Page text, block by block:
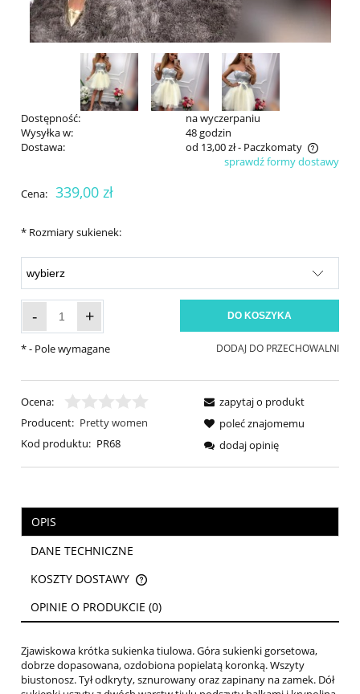
Dostępność:
na wyczerpaniu
Wysyłka w:
48 godzin
Dostawa:
od 13,00 zł- Paczkomaty
Cena nie zawiera ewentualnych kosztów płatnościsprawdź formy dostawy
Cena: 339,00 zł
* Rozmiary sukienek:
- + DO KOSZYKA
DODAJ DO PRZECHOWALNI
*- Pole wymagane
Ocena:
Producent: Pretty women
Kod produktu: PR68
zapytaj o produkt
poleć znajomemu
dodaj opinię
OPIS
DANE TECHNICZNE
KOSZTY DOSTAWY
CENA NIE ZAWIERA EWENTUALNYCH KOSZTÓW PŁATNOŚCI
OPINIE O PRODUKCIE (0)
Zjawiskowa krótka sukienka tiulowa. Góra sukienki gorsetowa,
dobrze dopasowana, ozdobiona popielatą koronką. Wszyty
biustonosz. Tył odkryty, sznurowany oraz zapinany na zamek. Dół